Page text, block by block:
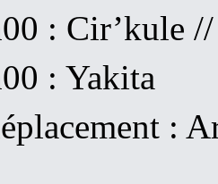
: Cir’kule
: Yakita
: